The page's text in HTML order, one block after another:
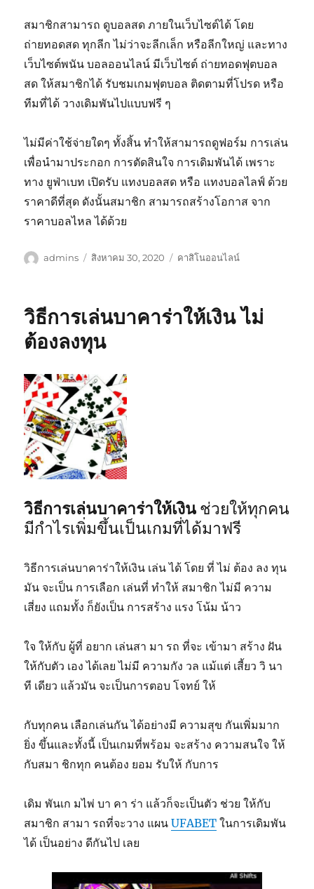
สมาชิกสามารถ ดูบอลสด ภายในเว็บไซต์ได้ โดย
ถ่ายทอดสด ทุกลีก ไม่ว่าจะลีกเล็ก หรือลีกใหญ่ และทาง
เว็บไซต์พนัน บอลออนไลน์ มีเว็บไซต์ ถ่ายทอดฟุตบอล
สด ให้สมาชิกได้ รับชมเกมฟุตบอล ติดตามที่โปรด หรือ
ทีมที่ได้ วางเดิมพันไปแบบฟรี ๆ
ไม่มีค่าใช้จ่ายใดๆ ทั้งสิ้น ทำให้สามารถดูฟอร์ม การเล่น
เพื่อนำมาประกอก การตัดสินใจ การเดิมพันได้ เพราะ
ทาง ยูฟ่าเบท เปิดรับ แทงบอลสด หรือ แทงบอลไลฟ์ ด้วย
ราคาดีที่สุด ดังนั้นสมาชิก สามารถสร้างโอกาส จาก
ราคาบอลไหล ได้ด้วย
ผู้
admins
เขียน
สิงหาคม 30, 2020
หมวด
คาสิโนออนไลน์
วิธีการเล่นบาคาร่าให้เงิน ไม่
ต้องลงทุน
วิธีการเล่นบาคาร่าให้เงิน ช่วยให้ทุกคน
มีกำไรเพิ่มขึ้นเป็นเกมที่ได้มาฟรี
วิธีการเล่นบาคาร่าให้เงิน เล่น ได้ โดย ที่ ไม่ ต้อง ลง ทุน
มัน จะเป็น การเลือก เล่นที่ ทำให้ สมาชิก ไม่มี ความ
เสี่ยง แถมทั้ง ก็ยังเป็น การสร้าง แรง โน้ม น้าว
ใจ ให้กับ ผู้ที่ อยาก เล่นสา มา รถ ที่จะ เข้ามา สร้าง ฝัน
ให้กับตัว เอง ได้เลย ไม่มี ความกัง วล แม้แต่ เสี้ยว วิ นา
ที เดียว แล้วมัน จะเป็นการตอบ โจทย์ ให้
กับทุกคน เลือกเล่นกัน ได้อย่างมี ความสุข กันเพิ่มมาก
ยิ่ง ขึ้นและทั้งนี้ เป็นเกมที่พร้อม จะสร้าง ความสนใจ ให้
กับสมา ชิกทุก คนต้อง ยอม รับให้ กับการ
เดิม พันเก มไพ่ บา คา ร่า แล้วก็จะเป็นตัว ช่วย ให้กับ
สมาชิก สามา รถที่จะวาง แผนUFABET ในการเดิมพัน
ได้ เป็นอย่าง ดีกันไป เลย